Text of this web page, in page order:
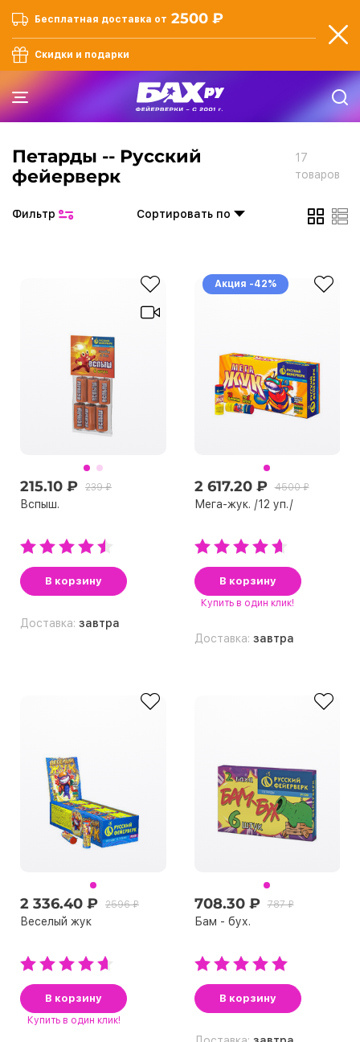
Бесплатная доставка от 2500 ₽
Скидки и подарки
Петарды -- Русский
фейерверк
17
товаров
Фильтр Сортировать по
215.10 ₽ 239 ₽
Вспыш.
В корзину
Доставка: завтра
Акция -42%
2 617.20 ₽ 4500 ₽
Мега-жук. /12 уп./
В корзину
Купить в один клик!
Доставка: завтра
2 336.40 ₽ 2596 ₽
Веселый жук
В корзину
Купить в один клик!
708.30 ₽ 787 ₽
Бам - бух.
В корзину